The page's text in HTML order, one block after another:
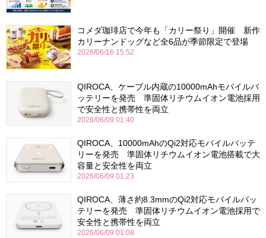
コメダ珈琲店で今年も「カリー祭り」開催 新作
カリーナンドッグなど全6品が季節限定で登場
2026/06/16 15:52
QIROCA、ケーブル内蔵の10000mAhモバイルバ
ッテリーを発売 準固体リチウムイオン電池採用
で安全性と携帯性を両立
2026/06/09 01:40
QIROCA、10000mAhのQi2対応モバイルバッテ
リーを発売 準固体リチウムイオン電池搭載で大
容量と安全性を両立
2026/06/09 01:23
QIROCA、薄さ約8.3mmのQi2対応モバイルバッ
テリーを発売 準固体リチウムイオン電池採用で
安全性と携帯性を両立
2026/06/09 01:08